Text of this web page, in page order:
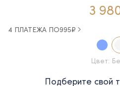
3
4 ПЛАТЕЖА ПО995₽
Цвет:
Подберите свой